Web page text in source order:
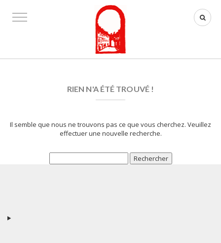
RIEN N'A ÉTÉ TROUVÉ !
Il semble que nous ne trouvons pas ce que vous cherchez. Veuillez
effectuer une nouvelle recherche.